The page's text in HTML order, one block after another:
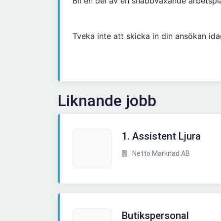
Tveka inte att skicka in din ansökan
Liknande jobb
1. Assistent Ljura
Netto Marknad AB
Butikspersonal